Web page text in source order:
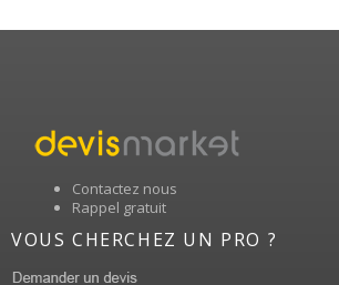
Contactez nous
Rappel gratuit
VOUS CHERCHEZ UN PRO ?